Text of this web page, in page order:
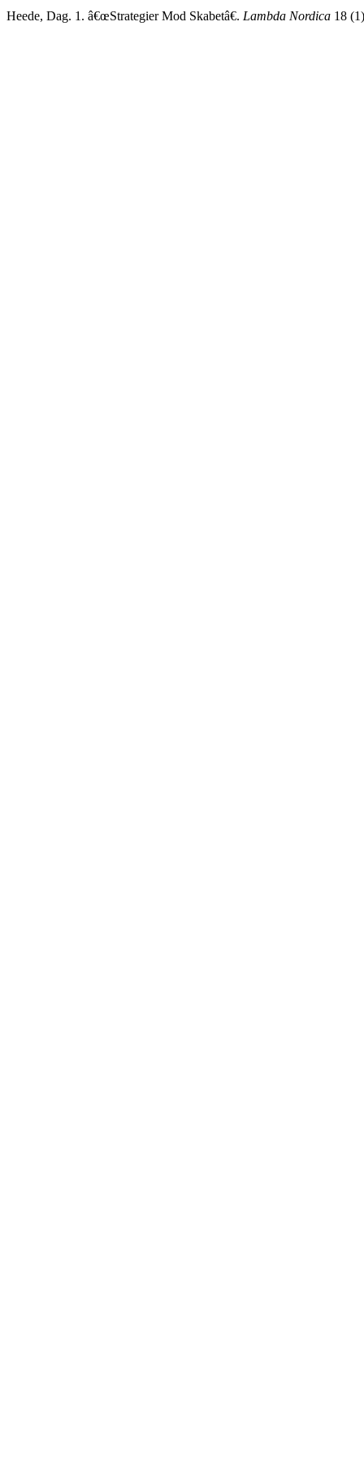
Heede, Dag. 1. â€œStrategier Mod Skabetâ€. Lambda Nordica 18